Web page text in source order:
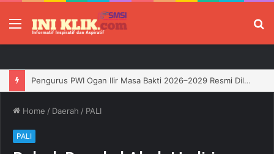
Menu
Jelang HUT RI, 3 Sumur Infill Baru di Zona 4 Dukung Kedaulatan Energi
Home / Daerah / PALI
PALI